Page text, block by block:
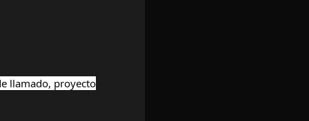
llamado, proyecto